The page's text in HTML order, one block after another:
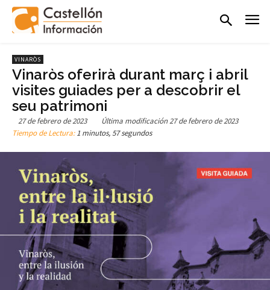
VINARÒS
Vinaròs oferirà durant març i abril
visites guiades per a descobrir el
seu patrimoni
27 de febrero de 2023 Última modificación27 de febrero de 2023
Tiempo de Lectura:1 minutos, 57 segundos